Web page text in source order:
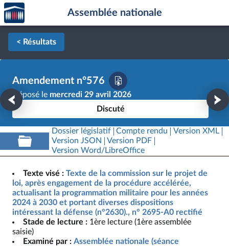
Aller au contenu
Aller en bas de la page
Accèder
à la
page
d'accueil
Assemblée nationale
< Résultats
Amendement n°576
Déposé le mercredi 29 avril 2026
Discuté
Dossier législatif Compte rendu
Version XML
Version JSON
Version PDF
Version Word/LibreOffice
Texte visé : Texte de la commission sur le projet de
loi, après engagement de la procédure accélérée,
actualisant la programmation militaire pour les années
2024 à 2030 et portant diverses dispositions
intéressant la défense (n°2630)., n° 2695-A0 rectifié
Stade de lecture : 1ère lecture (1ère assemblée
saisie)
Examiné par : Assemblée nationale (séance